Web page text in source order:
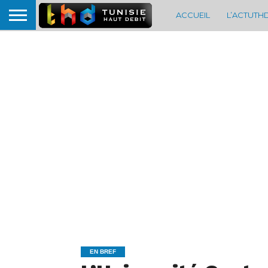
ACCUEIL
EN BREF